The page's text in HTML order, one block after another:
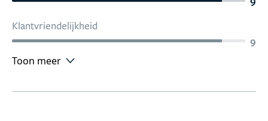
Klantvriendelijkheid
9
Toon meer